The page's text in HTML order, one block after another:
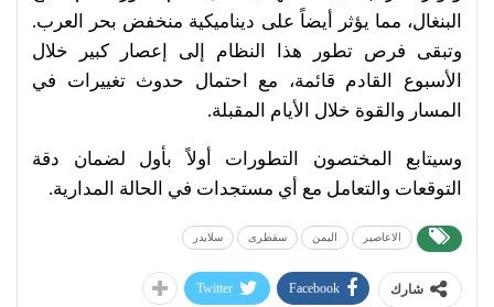
البنغال، مما يؤثر أيضاً على ديناميكية منخفض بحر العرب.
وتبقى فرص تطور هذا النظام إلى إعصار كبير خلال
الأسبوع القادم قائمة، مع احتمال حدوث تغييرات في
المسار والقوة خلال الأيام المقبلة.
وسيتابع المختصون التطورات أولاً بأول لضمان دقة
التوقعات والتعامل مع أي مستجدات في الحالة المدارية.
الاعاصير اليمن سقطرى سلايدر
شارك Facebook
Twitter